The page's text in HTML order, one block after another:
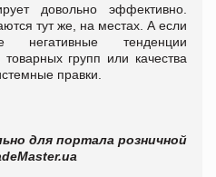
довольно эффективно.
тут же, на местах. А если
негативные тенденции
групп или качества
правки.
для портала розничной